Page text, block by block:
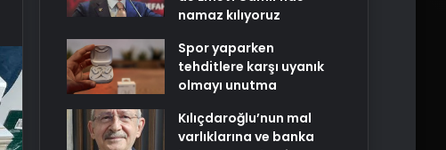
namaz kılıyoruz
Spor yaparken
tehditlere karşı uyanık
olmayı unutma
Kılıçdaroğlu’nun mal
varlıklarına ve banka